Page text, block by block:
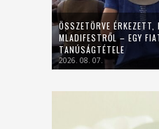
ÖSSZETÖRVE
MLADIFESTRŐL – EGY
TANÚSÁGTÉTELE
2026. 08. 07.